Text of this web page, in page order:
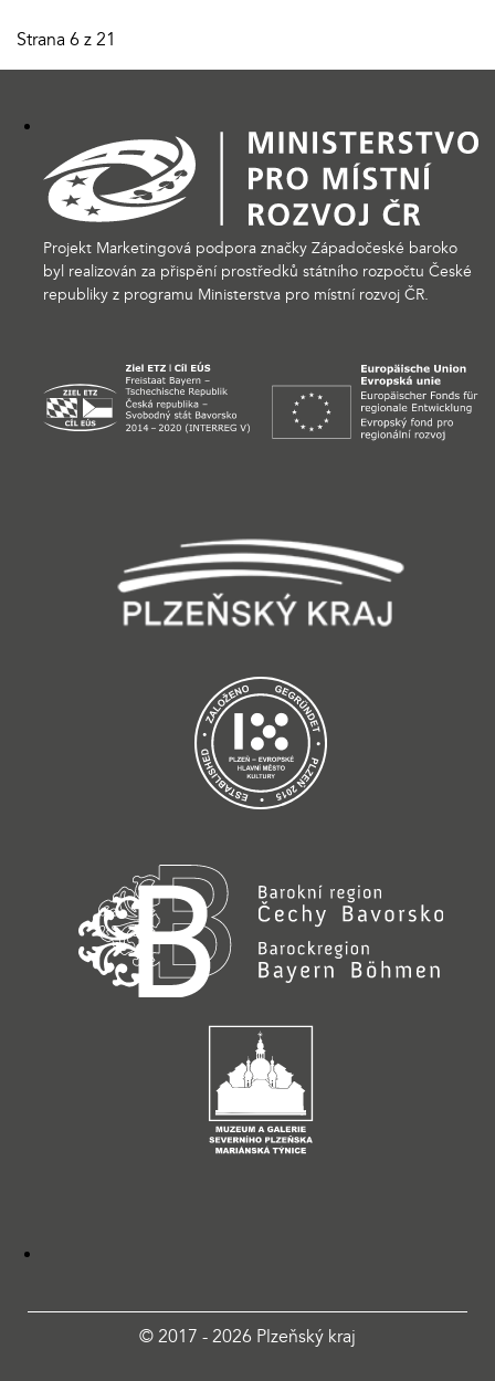
Strana 6 z 21
Projekt Marketingová podpora značky Západočeské baroko
byl realizován za přispění prostředků státního rozpočtu České
republiky z programu Ministerstva pro místní rozvoj ČR.
© 2017 - 2026 Plzeňský kraj